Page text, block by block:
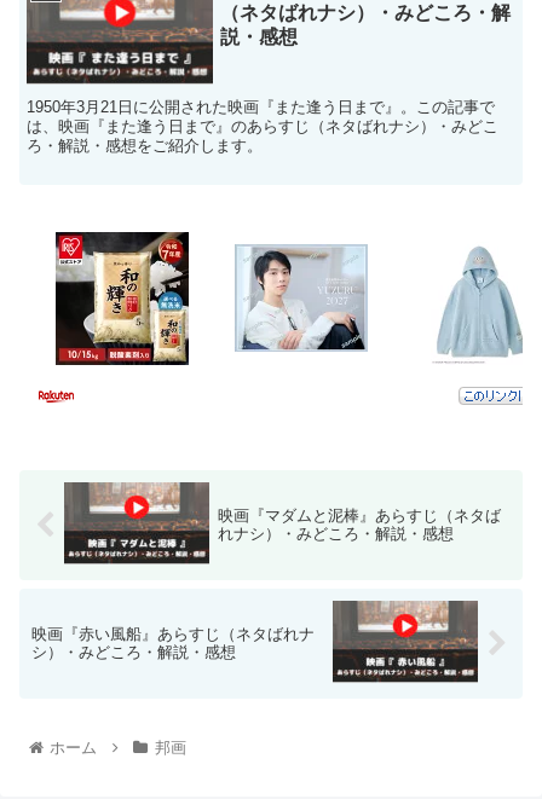
（ネタばれナシ）・みどころ・解
説・感想
1950年3月21日に公開された映画『また逢う日まで』。この記事で
は、映画『また逢う日まで』のあらすじ（ネタばれナシ）・みどこ
ろ・解説・感想をご紹介します。
映画『マダムと泥棒』あらすじ（ネタば
れナシ）・みどころ・解説・感想
映画『赤い風船』あらすじ（ネタばれナ
シ）・みどころ・解説・感想
ホーム 邦画